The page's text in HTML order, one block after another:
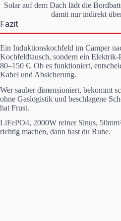
Solar auf dem Dach lädt die
damit nur indirekt
Fazit
Ein Induktionskochfeld im Camper
Kochfeldtausch, sondern ein Elektrik-
80–150 €. Ob es funktioniert,
Kabel und Absicherung.
Wer sauber dimensioniert, bekommt
ohne Gaslogistik und beschlagene
hat Frust.
LiFePO4, 2000W reiner Sinus,
richtig machen, dann hast du Ruhe.